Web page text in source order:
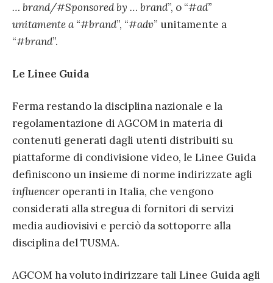
… brand/#Sponsored by … brand”, o “#ad”
unitamente a “#brand”, “#adv” unitamente a
“#brand”.
Le Linee Guida
Ferma restando la disciplina nazionale e la
regolamentazione di AGCOM in materia di
contenuti generati dagli utenti distribuiti su
piattaforme di condivisione video, le Linee Guida
definiscono un insieme di norme indirizzate agli
influencer operanti in Italia, che vengono
considerati alla stregua di fornitori di servizi
media audiovisivi e perciò da sottoporre alla
disciplina del TUSMA.
AGCOM ha voluto indirizzare tali Linee Guida agli